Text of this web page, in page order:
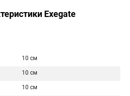
Exegate
10 см
10 см
10 см